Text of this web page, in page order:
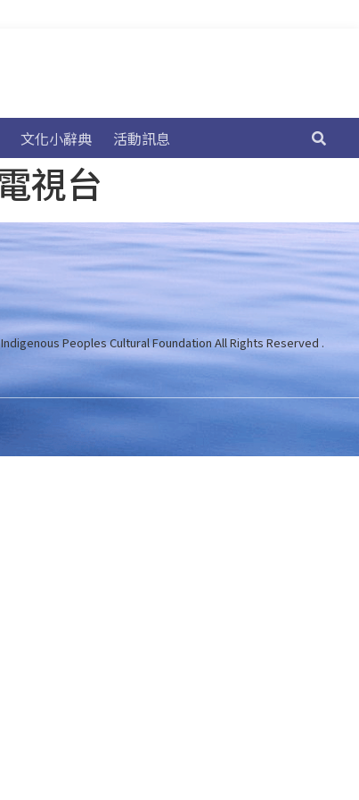
文化小辭典 活動訊息
視台
Peoples Cultural Foundation All Rights Reserved .